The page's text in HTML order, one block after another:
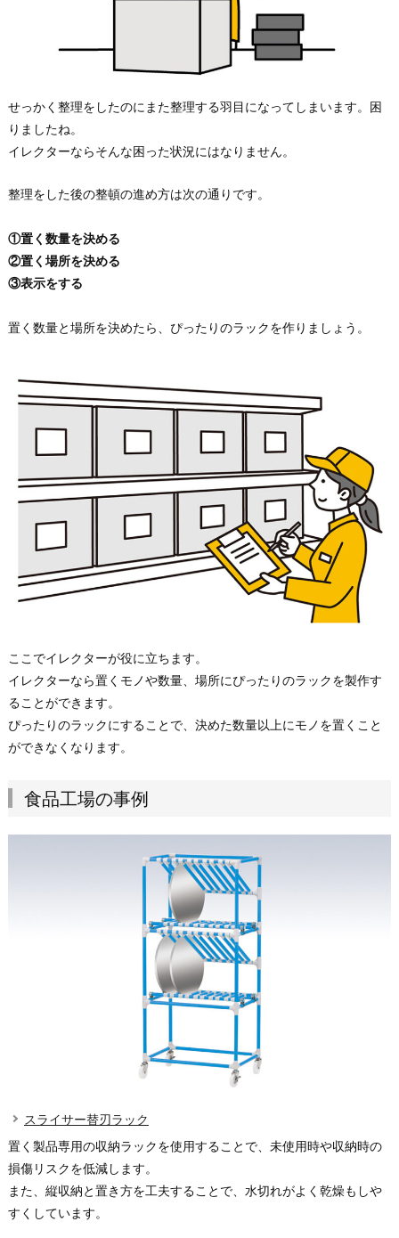
せっかく整理をしたのにまた整理する羽目になってしまいます。困
りましたね。
イレクターならそんな困った状況にはなりません。
整理をした後の整頓の進め方は次の通りです。
①置く数量を決める
②置く場所を決める
③表示をする
置く数量と場所を決めたら、ぴったりのラックを作りましょう。
ここでイレクターが役に立ちます。
イレクターなら置くモノや数量、場所にぴったりのラックを製作す
ることができます。
ぴったりのラックにすることで、決めた数量以上にモノを置くこと
ができなくなります。
食品工場の事例
スライサー替刃ラック
置く製品専用の収納ラックを使用することで、未使用時や収納時の
損傷リスクを低減します。
また、縦収納と置き方を工夫することで、水切れがよく乾燥もしや
すくしています。